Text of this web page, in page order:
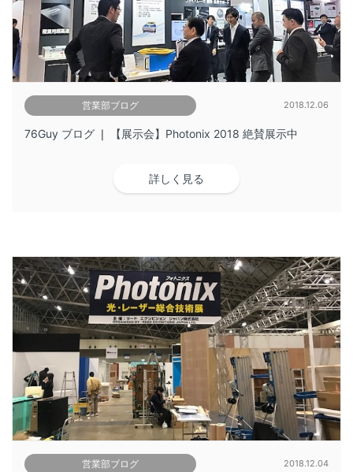
営業部ブログ 2018.12.06
76Guy ブログ ❘ 【展示会】Photonix 2018 絶賛展示中
詳しく見る
営業部ブログ 2018.12.04